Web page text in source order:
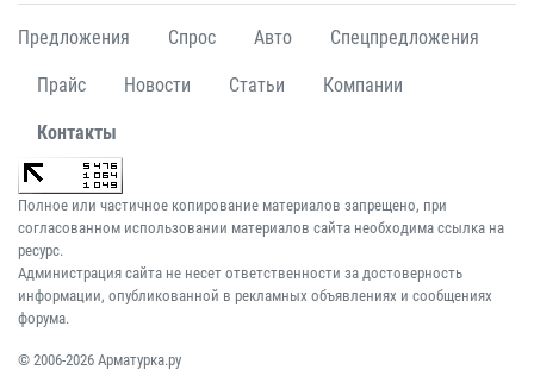
Предложения Спрос Авто Спецпредложения
Прайс Новости Статьи Компании
Контакты
Полное или частичное копирование материалов запрещено, при
согласованном использовании материалов сайта необходима ссылка на
ресурс.
Администрация сайта не несет ответственности за достоверность
информации, опубликованной в рекламных объявлениях и сообщениях
форума.
© 2006-2026 Арматурка.ру